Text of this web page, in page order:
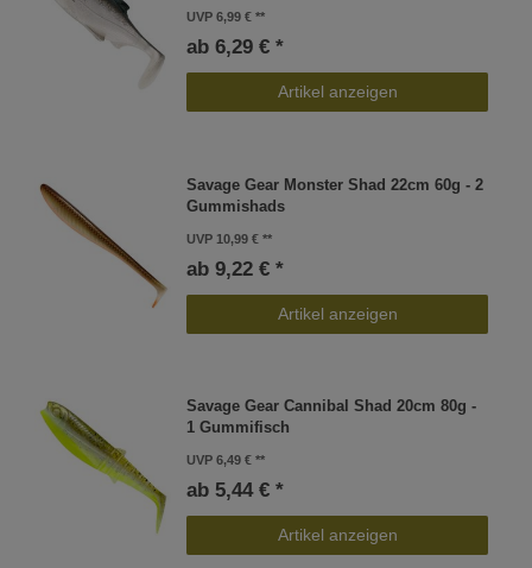
UVP 6,99 €
ab 6,29 € *
Artikel anzeigen
Savage Gear Monster Shad 22cm 60g - 2
Gummishads
UVP 10,99 €
ab 9,22 € *
Artikel anzeigen
Savage Gear Cannibal Shad 20cm 80g -
1 Gummifisch
UVP 6,49 €
ab 5,44 € *
Artikel anzeigen